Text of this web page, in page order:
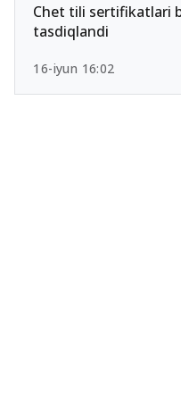
Chet tili sertifikatlari
tasdiqlandi
16-iyun 16:02